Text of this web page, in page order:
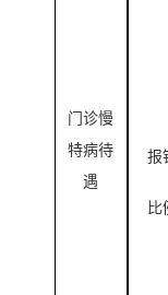
门诊慢
特病待
遇
报
比